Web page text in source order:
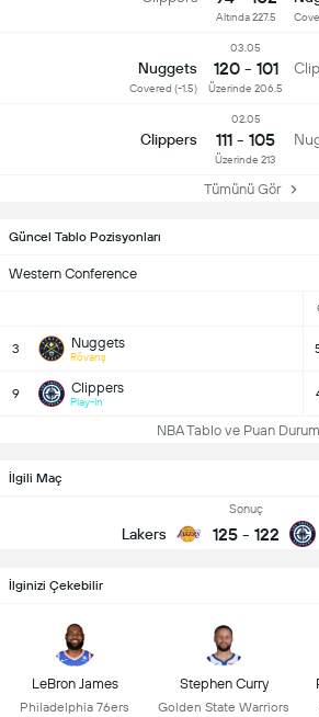
İlgili Maç
Lakers
Sonuç
125 - 122
Güncel Tablo Pozisyonları
Western Conference
3 Nuggets
Rövanş
9 Clippers
Play-In
NBA Tablo ve Puan
Altında 227.5
Nuggets
Covered (-1.5)
03.05
120 - 101
Üzerinde 206.5
Clippers
02.05
111 - 105
Üzerinde 213
Tümünü Gör
İlginizi Çekebilir
LeBron James
Philadelphia 76ers
Stephen Curry
Golden State Warriors